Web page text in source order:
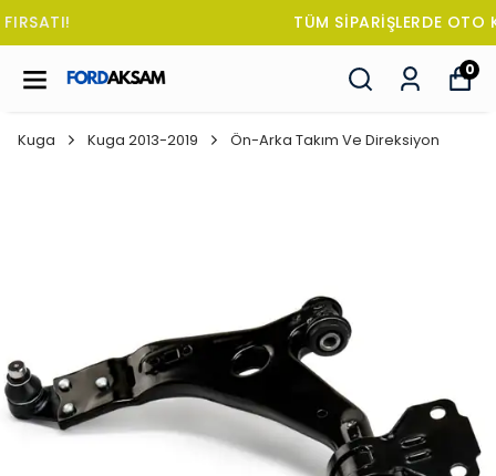
TÜM SİPARİŞLERDE OTO KOKUSU HEDİYE!
0
Kuga Kuga 2013-2019 Ön-Arka Takım Ve Direksiyon